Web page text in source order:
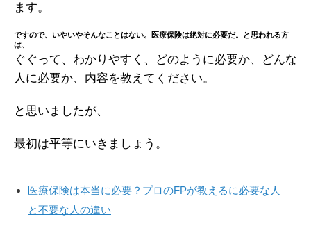
ます。
ですので、いやいやそんなことはない。医療保険は絶対に必要だ。と思われる方
は、
ぐぐって、わかりやすく、どのように必要か、どんな
人に必要か、内容を教えてください。
と思いましたが、
最初は平等にいきましょう。
医療保険は本当に必要？プロのFPが教えるに必要な人
と不要な人の違い